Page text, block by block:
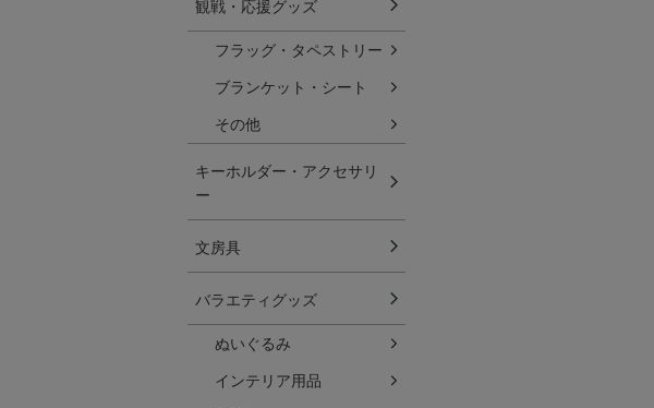
観戦・応援グッズ
フラッグ・タペストリー
ブランケット・シート
その他
キーホルダー・アクセサリ
ー
文房具
バラエティグッズ
ぬいぐるみ
インテリア用品